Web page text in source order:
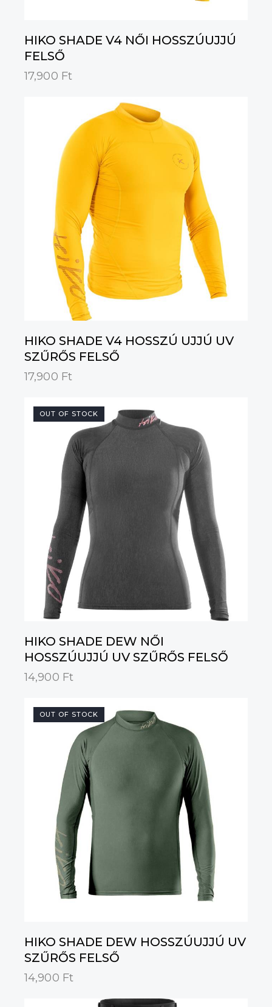
HIKO SHADE V4 NŐI HOSSZÚUJJÚ
FELSŐ
17,900 Ft
HIKO SHADE V4 HOSSZÚ UJJÚ UV
SZŰRŐS FELSŐ
17,900 Ft
OUT OF STOCK
HIKO SHADE DEW NŐI
HOSSZÚUJJÚ UV SZŰRŐS FELSŐ
14,900 Ft
OUT OF STOCK
HIKO SHADE DEW HOSSZÚUJJÚ UV
SZŰRŐS FELSŐ
14,900 Ft